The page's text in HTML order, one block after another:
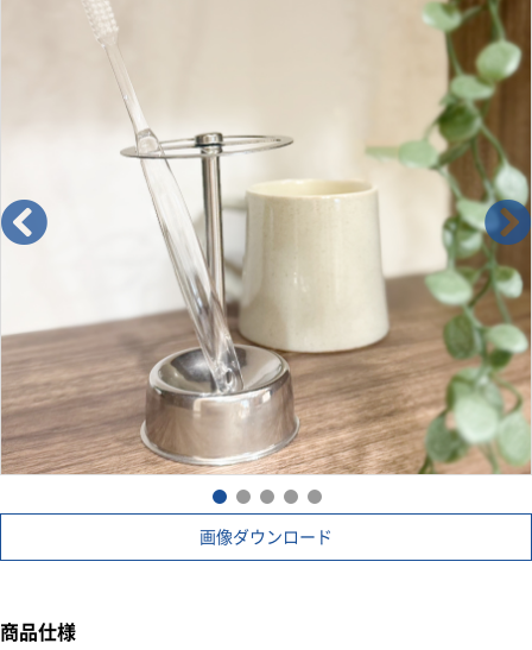
画像ダウンロード
商品仕様